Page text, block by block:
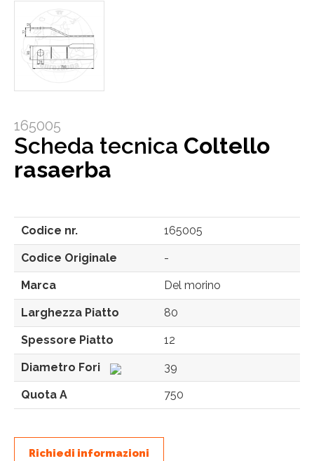
165005
Scheda tecnica Coltello
rasaerba
Codice nr. 165005
Codice Originale -
Marca Del morino
Larghezza Piatto 80
Spessore Piatto 12
Diametro Fori 39
Quota A 750
Richiedi informazioni